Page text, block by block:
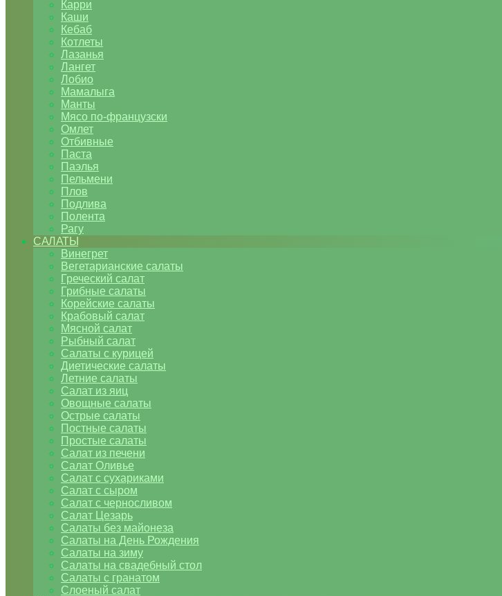
Карри
Каши
Кебаб
Котлеты
Лазанья
Лангет
Лобио
Мамалыга
Манты
Мясо по-французски
Омлет
Отбивные
Паста
Паэлья
Пельмени
Плов
Подлива
Полента
Рагу
САЛАТЫ
Винегрет
Вегетарианские салаты
Греческий салат
Грибные салаты
Корейские салаты
Крабовый салат
Мясной салат
Рыбный салат
Салаты с курицей
Диетические салаты
Летние салаты
Салат из яиц
Овощные салаты
Острые салаты
Постные салаты
Простые салаты
Салат из печени
Салат Оливье
Салат с сухариками
Салат с сыром
Салат с черносливом
Салат Цезарь
Салаты без майонеза
Салаты на День Рождения
Салаты на зиму
Салаты на свадебный стол
Салаты с гранатом
Слоеный салат